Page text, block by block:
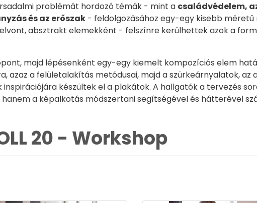
problémát hordozó témák - mint a családvédelem,
és az erőszak - feldolgozásához egy-egy kisebb
absztrakt elemekként - felszínre kerülhettek azok a
majd lépésenként egy-egy kiemelt kompozíciós elem
azaz a felületalakítás metódusai, majd a szürkeárnyalatok, az
készültek el a plakátok. A hallgatók a tervezés
a képalkotás módszertani segítségével és hátterével
20 - Workshop